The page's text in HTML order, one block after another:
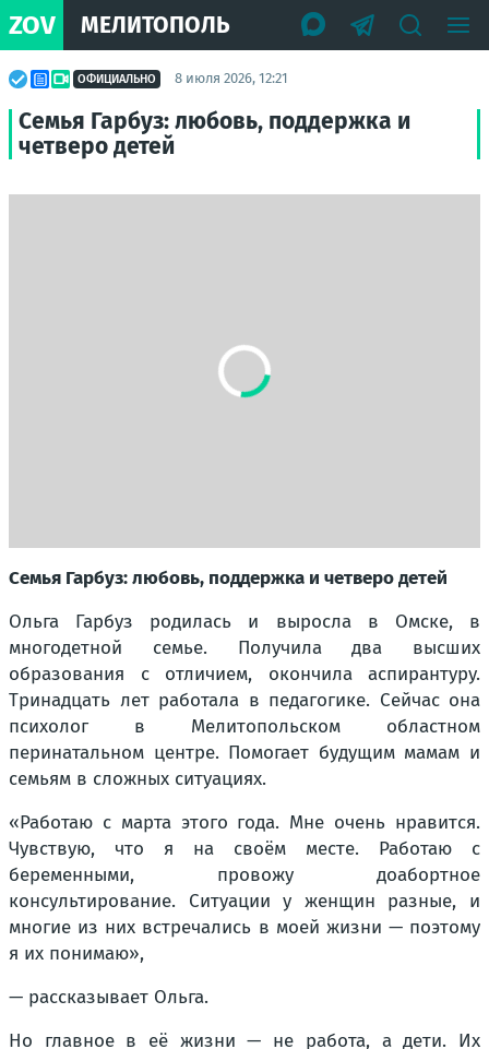
ZOV МЕЛИТОПОЛЬ
ОФИЦИАЛЬНО 8 июля 2026, 12:21
Семья Гарбуз: любовь, поддержка и
четверо детей
Семья Гарбуз: любовь, поддержка и четверо детей
Ольга Гарбуз родилась и выросла в Омске, в
многодетной семье. Получила два высших
образования с отличием, окончила аспирантуру.
Тринадцать лет работала в педагогике. Сейчас она
психолог в Мелитопольском областном
перинатальном центре. Помогает будущим мамам и
семьям в сложных ситуациях.
«Работаю с марта этого года. Мне очень нравится.
Чувствую, что я на своём месте. Работаю с
беременными, провожу доабортное
консультирование. Ситуации у женщин разные, и
многие из них встречались в моей жизни — поэтому
я их понимаю»,
— рассказывает Ольга.
Но главное в её жизни — не работа, а дети. Их